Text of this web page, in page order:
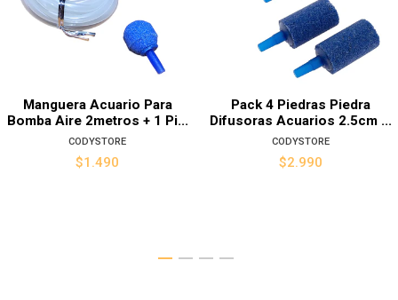
Manguera Acuario Para
Bomba Aire 2metros + 1 Pi...
CODYSTORE
$1.490
Pack 4 Piedras Piedra
Difusoras Acuarios 2.5cm ...
CODYSTORE
$2.990